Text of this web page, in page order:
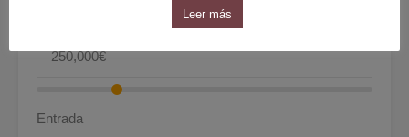
Entrada
Leer más